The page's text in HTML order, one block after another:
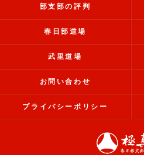
部支部の評判
春日部道場
武里道場
お問い合わせ
プライバシーポリシー